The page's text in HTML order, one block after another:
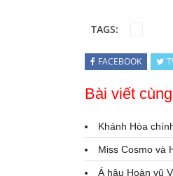
TAGS:
FACEBOOK
Bài viết
Khánh Hòa
Miss Cosmo và
Á hậu Hoàn vũ